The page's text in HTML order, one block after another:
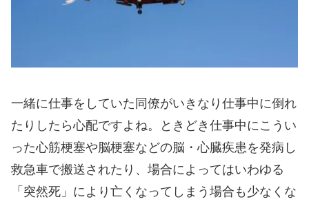
一緒に仕事をしていた同僚がいきなり仕事中に倒れ
たりしたら心配ですよね。ときどき仕事中にこうい
った心筋梗塞や脳梗塞などの脳・心臓疾患を発病し
救急車で搬送されたり、場合によってはいわゆる
「突然死」により亡くなってしまう場合も少なくな